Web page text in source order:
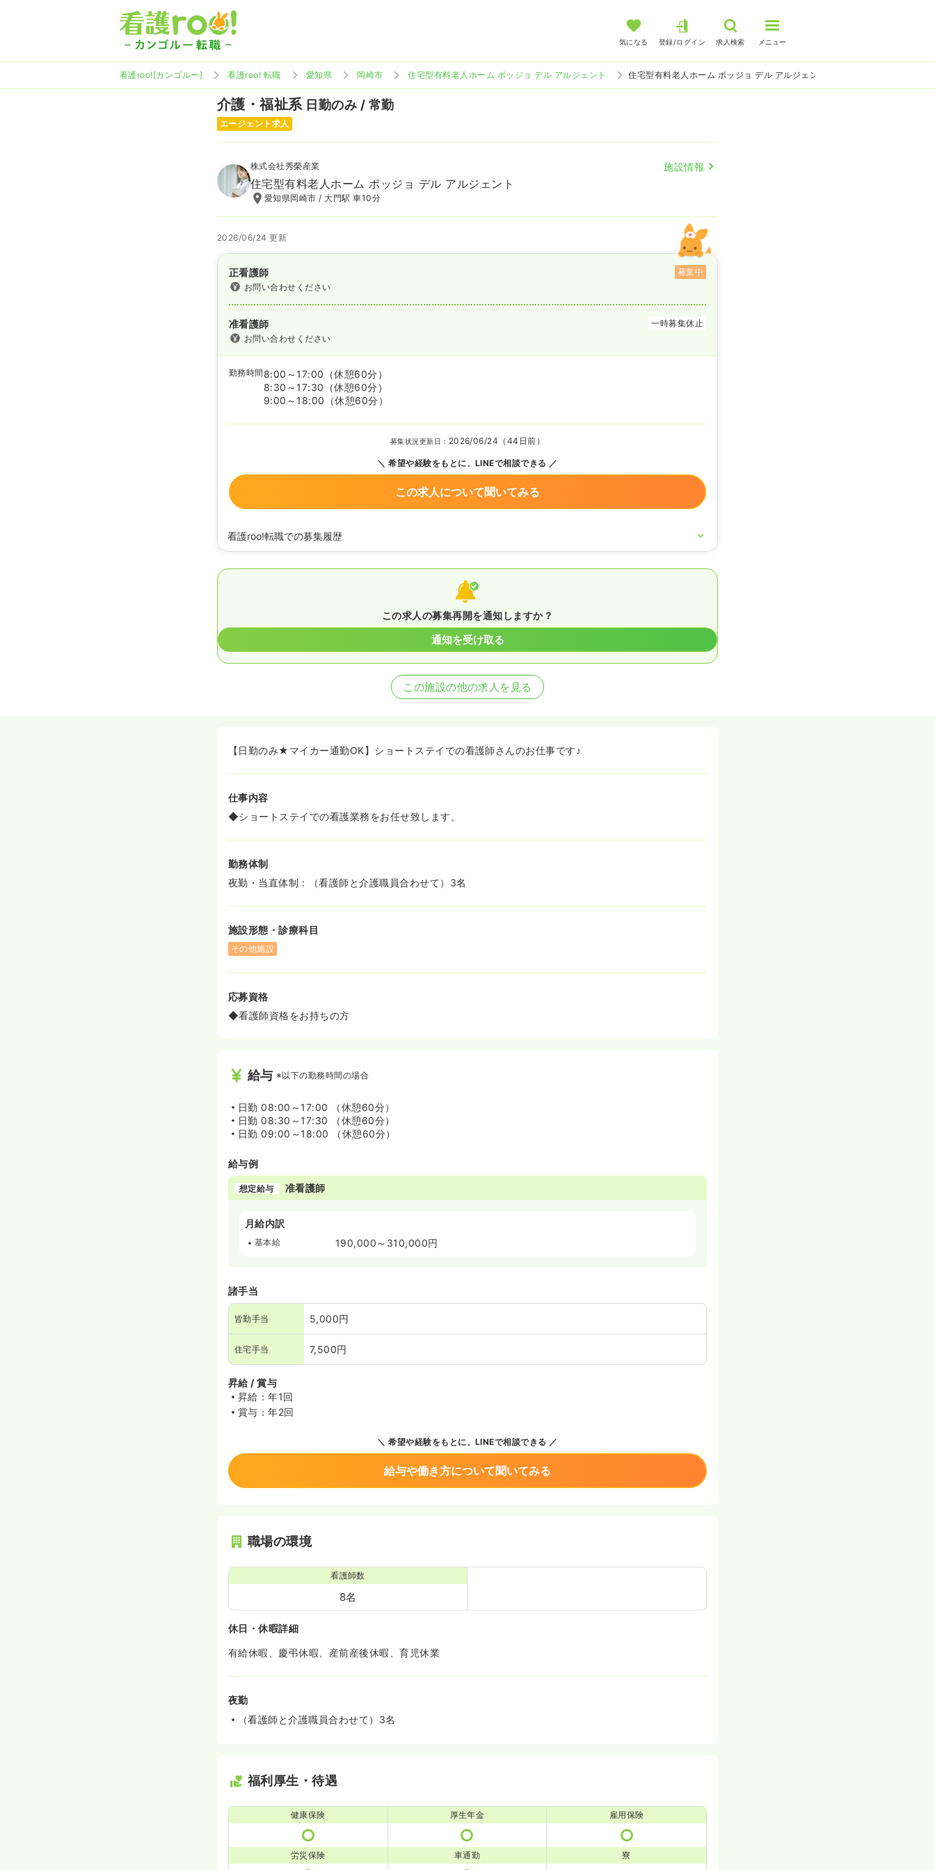
気になる 登録/ログイン 求人検索 メニュー
看護roo![カンゴルー] 看護roo! 転職 愛知県 岡崎市 住宅型有料老人ホーム ポッジョ デル アルジェント 住宅型有料老人ホーム ポッジョ デル アルジェント 介護・福祉系の看護師求人
介護・福祉系 日勤のみ / 常勤
エージェント求人
株式会社秀榮産業 施設情報
住宅型有料老人ホーム ポッジョ デル アルジェント
愛知県岡崎市 / 大門駅 車10分
2026/06/24 更新
正看護師
募集中
お問い合わせください
准看護師
一時募集休止
お問い合わせください
勤務時間 8:00～17:00
（休憩60分）
8:30～17:30
（休憩60分）
9:00～18:00
（休憩60分）
募集状況更新日： 2026/06/24（44日前）
希望や経験をもとに、LINEで相談できる
この求人について聞いてみる
看護roo!転職での募集履歴
2024/04/23正看護師の募集を休止
この求人の募集再開を通知しますか？
通知を受け取る
この施設の他の求人を見る
【日勤のみ★マイカー通勤OK】ショートステイでの看護師さんのお仕事です♪
仕事内容
◆ショートステイでの看護業務をお任せ致します。
勤務体制
夜勤・当直体制：（看護師と介護職員合わせて）3名
施設形態・診療科目
その他施設
応募資格
◆看護師資格をお持ちの方
給与 ※以下の勤務時間の場合
日勤 08:00～17:00 （休憩60分）
日勤 08:30～17:30 （休憩60分）
日勤 09:00～18:00 （休憩60分）
給与例
想定給与 准看護師
月給内訳
基本給 190,000～310,000円
諸手当
皆勤手当 5,000円
住宅手当 7,500円
昇給 / 賞与
昇給：年1回
賞与：年2回
希望や経験をもとに、LINEで相談できる
給与や働き方について聞いてみる
職場の環境
看護師数
8名
休日・休暇詳細
有給休暇、慶弔休暇、産前産後休暇、育児休業
夜勤
（看護師と介護職員合わせて）3名
福利厚生・待遇
健康保険 厚生年金 雇用保険
労災保険 車通勤 寮